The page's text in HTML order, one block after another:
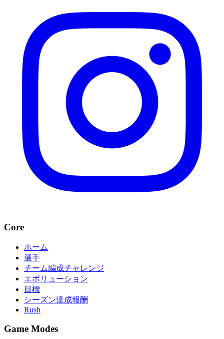
Core
ホーム
選手
チーム編成チャレンジ
エボリューション
目標
シーズン達成報酬
Rush
Game Modes